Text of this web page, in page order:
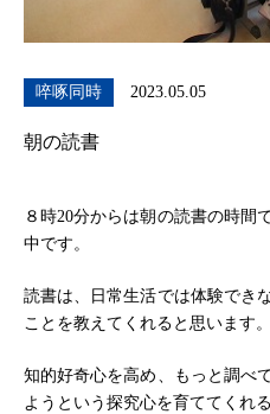
啐啄同時 2023.05.05
朝の読書
８時20分からは朝の読書の時間
中です。
読書は、日常生活では体験でき
ことを教えてくれると思います。
知的好奇心を高め、もっと調べ
ようという探究心を育ててくれ